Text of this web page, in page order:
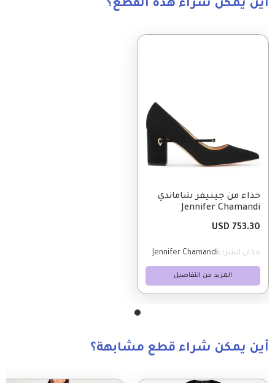
أين يمكن شراء هذه القطع؟
Image
حذاء من جينيفر شاماندي
Jennifer Chamandi
753.30 USD
مكان الشراءJennifer Chamandi
المزيد من التفاصيل
أين يمكن شراء قطع مشابهة؟